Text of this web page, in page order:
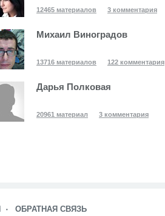
12465 материалов 3 комментария
Михаил Виноградов
13716 материалов 122 комментария
Дарья Полковая
20961 материал 3 комментария
ОБРАТНАЯ СВЯЗЬ